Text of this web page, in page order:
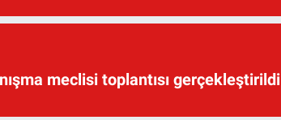
meclisi toplantısı gerçekleştirildi